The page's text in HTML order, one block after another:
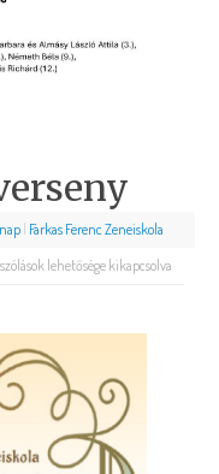
Farkas Ferenc Zeneiskola
lehetősége kikapcsolva